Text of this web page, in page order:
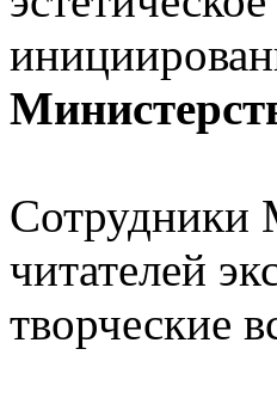
Сотрудники
читателей
творческие